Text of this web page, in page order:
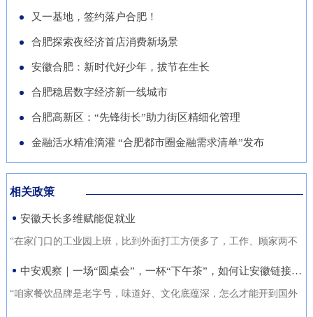
态。
徽正在全力发展的重点产业，努
力推动展商变投资商。科技与开
最快汽车仰望U9、在2025机器
人足球世界杯上夺冠的人形机器
人、可
的“助推器”、绿色经济的“新引
擎”。 扩绿兴绿护绿 筑牢美丽安
徽生态屏障清晨五点，潜山市驼
岭国有林场东风管护点，今年57
1988年参加工作起，这条巡山路
队“基于无人机空天信息的高速
路施工全过程的可视化、智能化
监管需求，通过无人机与 AI 算
法结合，实现高速公路施工安全
隐患实时识别与动态预警，构建
交通领航人才实训基地建设，将
又一基地，签约落户合肥！
合肥探索夜经济首店消费新场景
安徽合肥：新时代好少年，拔节在生长
合肥稳居数字经济新一线城市
合肥高新区：“先锋街长”助力街区精细化管理
金融活水精准滴灌 “合肥都市圈金融需求清单”发布
相关政策
安徽天长多维赋能促就业
“在家门口的工业园上班，比到外面打工方便多了，工作、顾家两不
中安观察｜一场“圆桌会”，一杯“下午茶”，如何让安徽链接世界？
“咱家餐饮品牌是老字号，味道好、文化底蕴深，怎么才能开到国外